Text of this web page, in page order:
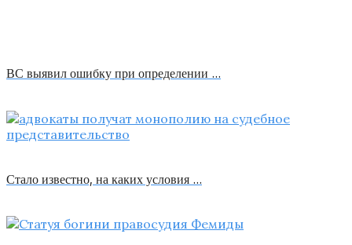
ВС выявил ошибку при определении …
Стало известно, на каких условия …